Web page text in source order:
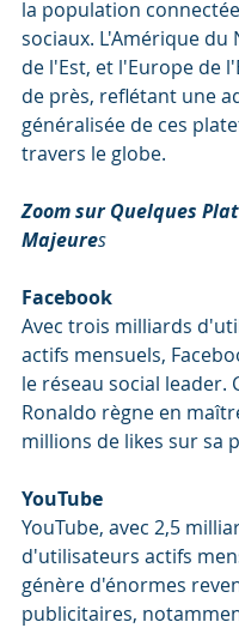
la population
sociaux. L'Amérique du
de l'Est, et l'Europe de
de près, reflétant une
généralisée de ces
travers le globe.
Zoom sur Quelques
Majeures
Facebook
Avec trois milliards
actifs mensuels,
le réseau social leader.
Ronaldo règne en
millions de likes sur sa
YouTube
YouTube, avec 2,5
d'utilisateurs actifs
génère d'énormes
publicitaires,